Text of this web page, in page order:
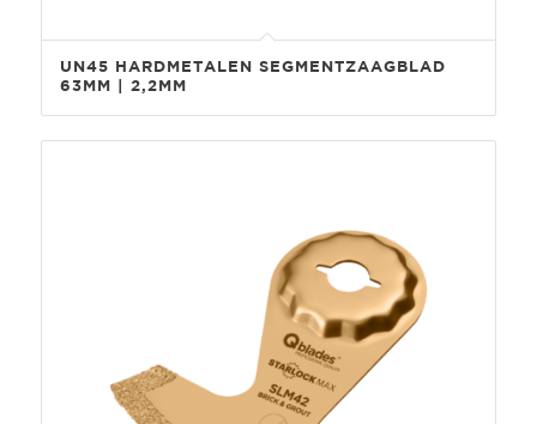
UN45 HARDMETALEN SEGMENTZAAGBLAD
63MM | 2,2MM